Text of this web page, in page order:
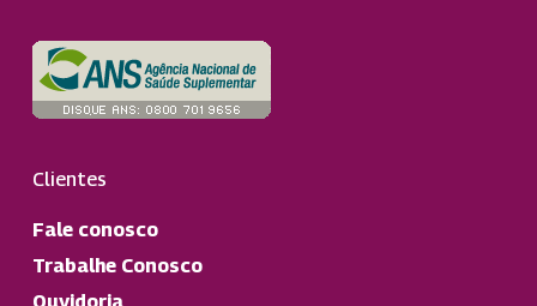
Clientes
Fale conosco
Trabalhe Conosco